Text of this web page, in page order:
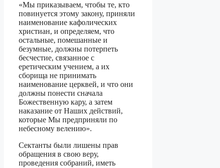
«Мы приказываем, чтобы те, кто
повинуется этому закону, приняли
наименование кафолических
христиан, и определяем, что
остальные, помешанные и
безумные, должны потерпеть
бесчестие, связанное с
еретическим учением, а их
сборища не принимать
наименование церквей, и что они
должны понести сначала
Божественную кару, а затем
наказание от Наших действий,
которые Мы предприняли по
небесному велению».
Сектанты были лишены прав
обращения в свою веру,
проведения собраний, иметь